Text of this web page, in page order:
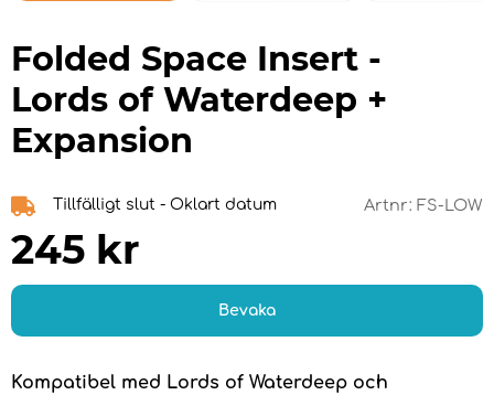
Folded Space Insert -
Lords of Waterdeep +
Expansion
Tillfälligt slut - Oklart datum Artnr: FS-LOW
245 kr
Bevaka
Kompatibel med Lords of Waterdeep och